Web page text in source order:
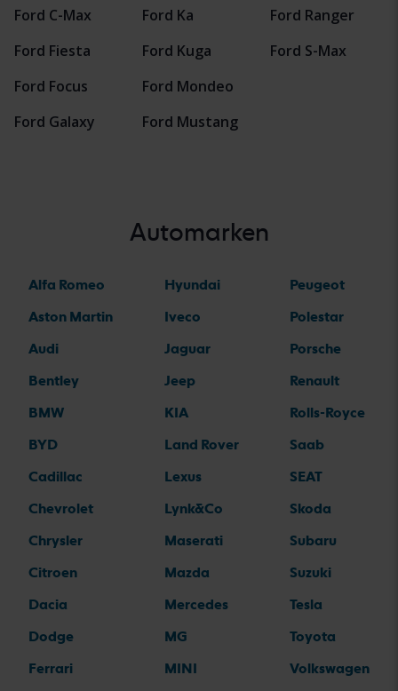
Ford C-Max
Ford Fiesta
Ford Focus
Ford Galaxy
Ford Ka
Ford Kuga
Ford Mondeo
Ford Mustang
Ford Ranger
Ford S-Max
Automarken
Alfa Romeo
Aston Martin
Audi
Bentley
BMW
BYD
Cadillac
Chevrolet
Chrysler
Citroen
Dacia
Dodge
Ferrari
Hyundai
Iveco
Jaguar
Jeep
KIA
Land Rover
Lexus
Lynk&Co
Maserati
Mazda
Mercedes
MG
MINI
Peugeot
Polestar
Porsche
Renault
Rolls-Royce
Saab
SEAT
Skoda
Subaru
Suzuki
Tesla
Toyota
Volkswagen